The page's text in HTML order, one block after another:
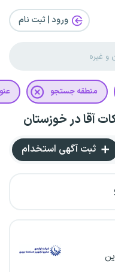
ورود | ثبت‌ نام
منطقه جستجو
آقا در خوزستان
ثبت آگهی استخدام